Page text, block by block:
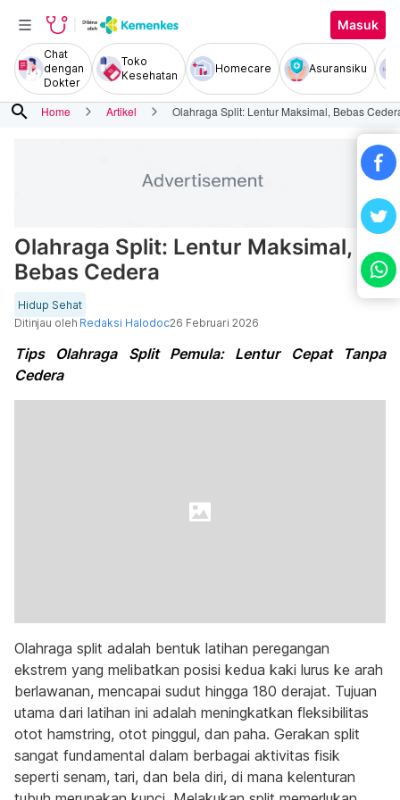
Masuk
Chat
dengan
Dokter
Toko
Kesehatan
Homecare Asuransiku
search Home Artikel Olahraga Split: Lentur Maksimal, Bebas
Olahraga Split: Lentur Maksimal,
Bebas Cedera
Hidup Sehat
Ditinjau oleh Redaksi Halodoc26 Februari 2026
Tips Olahraga Split Pemula: Lentur Cepat Tanpa
Cedera
Olahraga split adalah bentuk latihan peregangan
ekstrem yang melibatkan posisi kedua kaki lurus ke arah
berlawanan, mencapai sudut hingga 180 derajat. Tujuan
utama dari latihan ini adalah meningkatkan fleksibilitas
otot hamstring, otot pinggul, dan paha. Gerakan split
sangat fundamental dalam berbagai aktivitas fisik
seperti senam, tari, dan bela diri, di mana kelenturan